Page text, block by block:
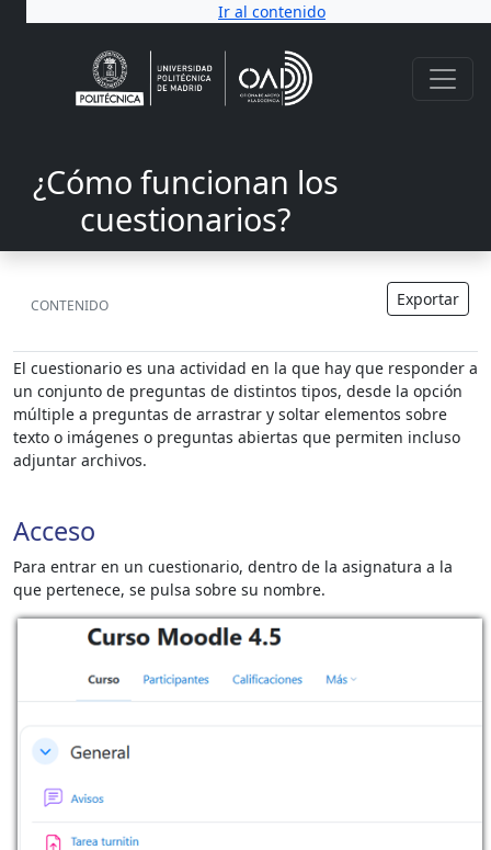
Ir al contenido
¿Cómo funcionan los
cuestionarios?
CONTENIDO Exportar
El cuestionario es una actividad en la que hay que responder a
un conjunto de preguntas de distintos tipos, desde la opción
múltiple a preguntas de arrastrar y soltar elementos sobre
texto o imágenes o preguntas abiertas que permiten incluso
adjuntar archivos.
Acceso
Para entrar en un cuestionario, dentro de la asignatura a la
que pertenece, se pulsa sobre su nombre.